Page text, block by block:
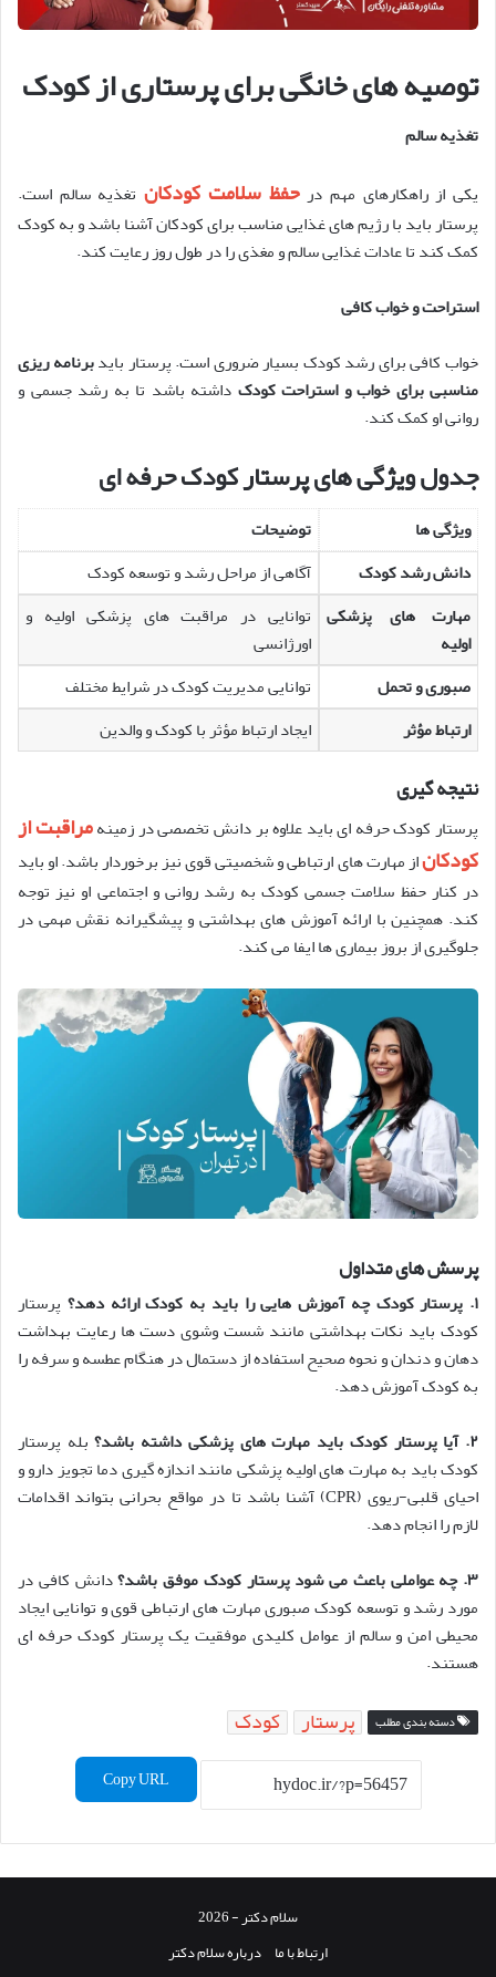
توصیه های خانگی برای پرستاری از کودک
تغذیه سالم
یکی از راهکارهای مهم درحفظ سلامت کودکانتغذیه سالم است.
پرستار باید با رژیم های غذایی مناسب برای کودکان آشنا باشد و به کودک
کمک کند تا عادات غذایی سالم و مغذی را در طول روز رعایت کند.
استراحت و خواب کافی
خواب کافی برای رشد کودک بسیار ضروری است. پرستار بایدبرنامه ریزی
مناسبی برای خواب و استراحت کودک داشته باشد تا به رشد جسمی و
روانی او کمک کند.
جدول ویژگی های پرستار کودک حرفه ای
ویژگی ها
توضیحات
دانش رشد کودک
آگاهی از مراحل رشد و توسعه کودک
مهارت های پزشکی
اولیه
توانایی در مراقبت های پزشکی اولیه و
اورژانسی
صبوری و تحمل
توانایی مدیریت کودک در شرایط مختلف
ارتباط مؤثر
ایجاد ارتباط مؤثر با کودک و والدین
نتیجه گیری
پرستار کودک حرفه ای باید علاوه بر دانش تخصصی در زمینهمراقبت از
کودکاناز مهارت های ارتباطی و شخصیتی قوی نیز برخوردار باشد. او باید
در کنار حفظ سلامت جسمی کودک به رشد روانی و اجتماعی او نیز توجه
کند. همچنین با ارائه آموزش های بهداشتی و پیشگیرانه نقش مهمی در
جلوگیری از بروز بیماری ها ایفا می کند.
پرسش های متداول
۱. پرستار کودک چه آموزش هایی را باید به کودک ارائه دهد؟ پرستار
کودک باید نکات بهداشتی مانند شست وشوی دست ها رعایت بهداشت
دهان و دندان و نحوه صحیح استفاده از دستمال در هنگام عطسه و سرفه را
به کودک آموزش دهد.
۲.آیا پرستار کودک باید مهارت های پزشکی داشته باشد؟بله پرستار
کودک باید به مهارت های اولیه پزشکی مانند اندازه گیری دما تجویز دارو و
احیای قلبی-ریوی (CPR) آشنا باشد تا در مواقع بحرانی بتواند اقدامات
لازم را انجام دهد.
۳.چه عواملی باعث می شود پرستار کودک موفق باشد؟دانش کافی در
مورد رشد و توسعه کودک صبوری مهارت های ارتباطی قوی و توانایی ایجاد
محیطی امن و سالم از عوامل کلیدی موفقیت یک پرستار کودک حرفه ای
هستند.
دسته بندی مطلب پرستار کودک
Copy URL
سلام دکتر - 2026
ارتباط با ما درباره سلام دکتر